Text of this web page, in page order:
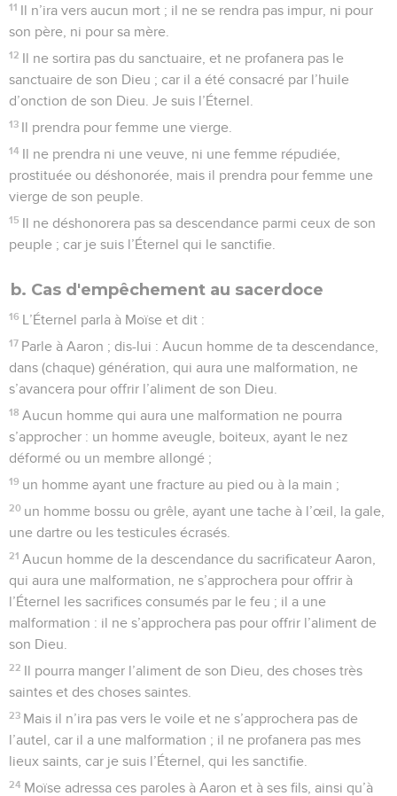
11 Il n’ira vers aucun mort ; il ne se rendra pas impur, ni pour
son père, ni pour sa mère.
12 Il ne sortira pas du sanctuaire, et ne profanera pas le
sanctuaire de son Dieu ; car il a été consacré par l’huile
d’onction de son Dieu. Je suis l’Éternel.
13 Il prendra pour femme une vierge.
14 Il ne prendra ni une veuve, ni une femme répudiée,
prostituée ou déshonorée, mais il prendra pour femme une
vierge de son peuple.
15 Il ne déshonorera pas sa descendance parmi ceux de son
peuple ; car je suis l’Éternel qui le sanctifie.
b. Cas d'empêchement au sacerdoce
16 L’Éternel parla à Moïse et dit :
17 Parle à Aaron ; dis-lui : Aucun homme de ta descendance,
dans (chaque) génération, qui aura une malformation, ne
s’avancera pour offrir l’aliment de son Dieu.
18 Aucun homme qui aura une malformation ne pourra
s’approcher : un homme aveugle, boiteux, ayant le nez
déformé ou un membre allongé ;
19 un homme ayant une fracture au pied ou à la main ;
20 un homme bossu ou grêle, ayant une tache à l’œil, la gale,
une dartre ou les testicules écrasés.
21 Aucun homme de la descendance du sacrificateur Aaron,
qui aura une malformation, ne s’approchera pour offrir à
l’Éternel les sacrifices consumés par le feu ; il a une
malformation : il ne s’approchera pas pour offrir l’aliment de
son Dieu.
22 Il pourra manger l’aliment de son Dieu, des choses très
saintes et des choses saintes.
23 Mais il n’ira pas vers le voile et ne s’approchera pas de
l’autel, car il a une malformation ; il ne profanera pas mes
lieux saints, car je suis l’Éternel, qui les sanctifie.
24 Moïse adressa ces paroles à Aaron et à ses fils, ainsi qu’à